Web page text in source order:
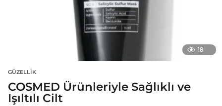
18
GÜZELLIK
COSMED Ürünleriyle Sağlıklı ve
Işıltılı Cilt